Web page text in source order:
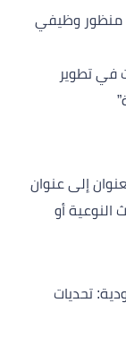
منظور وظيفي
في تطوير
إلى عنوان
النوعية أو
تحديات